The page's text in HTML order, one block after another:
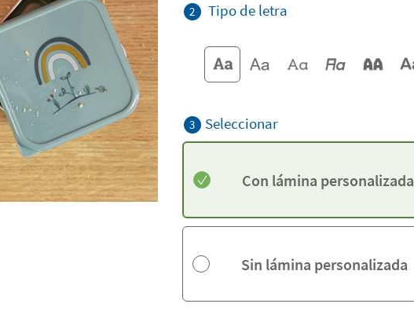
2 Tipo de letra
3 Seleccionar
Con lámina personalizada
Sin lámina personalizada